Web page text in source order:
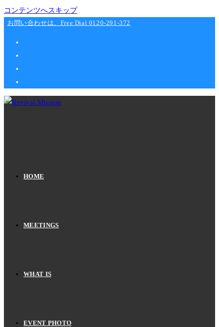
コンテンツへスキップ
お問い合わせは、Free Dial 0120-291-372
HOME
MEETINGS
WHAT IS
EVENT PHOTO